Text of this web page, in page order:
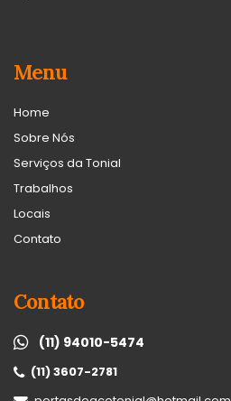
Menu
Home
Sobre Nós
Serviços da Tonial
Trabalhos
Locais
Contato
Contato
(11) 94010-5474
(11) 3607-2781